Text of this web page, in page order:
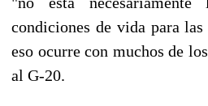
condiciones de vida para
eso ocurre con muchos de
al G-20.